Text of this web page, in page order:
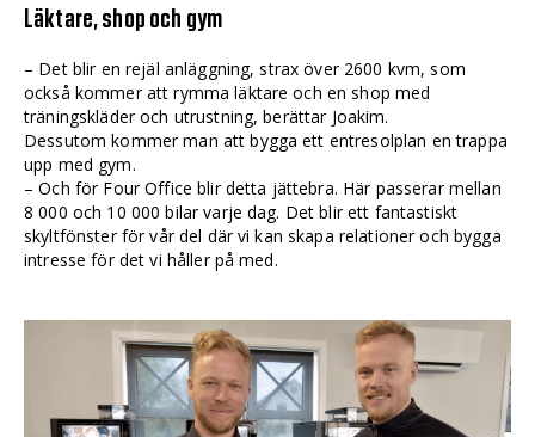
Läktare, shop och gym
– Det blir en rejäl anläggning, strax över 2600 kvm, som
också kommer att rymma läktare och en shop med
träningskläder och utrustning, berättar Joakim.
Dessutom kommer man att bygga ett entresolplan en trappa
upp med gym.
– Och för Four Office blir detta jättebra. Här passerar mellan
8 000 och 10 000 bilar varje dag. Det blir ett fantastiskt
skyltfönster för vår del där vi kan skapa relationer och bygga
intresse för det vi håller på med.